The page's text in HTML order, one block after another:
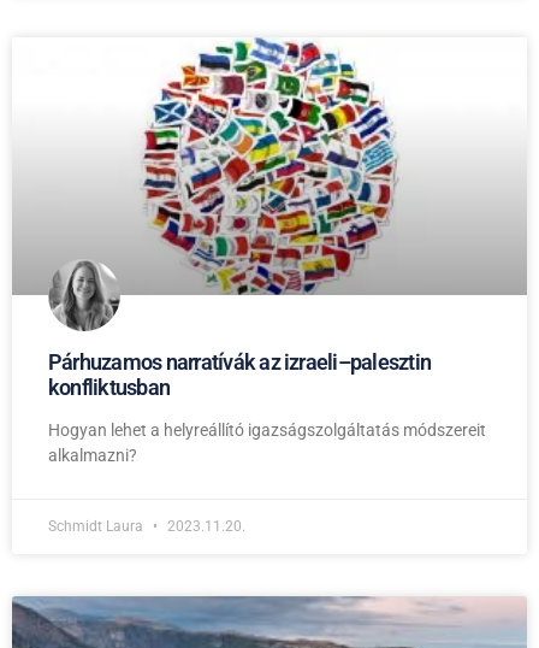
Párhuzamos narratívák az izraeli–palesztin
konfliktusban
Hogyan lehet a helyreállító igazságszolgáltatás módszereit
alkalmazni?
Schmidt Laura 2023.11.20.